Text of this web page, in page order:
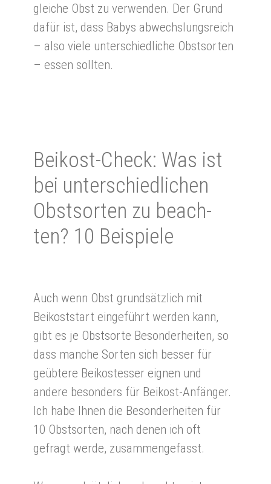
gleiche Obst zu verwenden. Der Grund
dafür ist, dass Babys abwechslungsreich
– also viele unterschiedliche Obstsorten
– essen sollten.
Beikost-Check: Was ist
bei un­ter­schied­li­chen
Obst­sor­ten zu be­ach­
ten? 10 Bei­spie­le
Auch wenn Obst grundsätzlich mit
Beikoststart eingeführt werden kann,
gibt es je Obstsorte Besonderheiten, so
dass manche Sorten sich besser für
geübtere Beikostesser eignen und
andere besonders für Beikost-Anfänger.
Ich habe Ihnen die Besonderheiten für
10 Obstsorten, nach denen ich oft
gefragt werde, zusammengefasst.